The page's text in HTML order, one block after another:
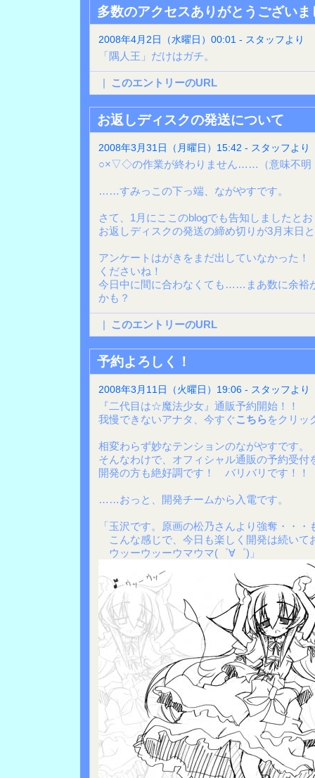
多数のアクセスありがとうございま
2008年4月2日（水曜日）00:01 - スタッフより
「隅人王」だけはガチ。
| このエントリーのURL
お返しディスクの発送について
2008年3月31日（月曜日）15:42 - スタッフより
○×▽◇の作業が終わりません……（意味不明
……すみっこの下っ端、ながやすです。
さて、1月にここのblogでも告知しましたと
お返しディスクの発送の締め切りが3月末日
アンケートはがきをまだ出していなかった
くださいね！
今日中に間に合わなくても……まあ数に余
かも？
| このエントリーのURL
予約よろしく！
2008年3月11日（火曜日）19:06 - スタッフより
『二代目は☆魔法少女』通販予約開始！！
我慢できないアナタ、今すぐこちらをクリ
相変わらず妙なテンションのながやすです。
そんなわけで、オフィシャル通販の予約受付
開発の方も絶好調です！ バリバリです！！
……おっと、開発チームから入電です。
「玉沢です。原画の松乃さんより強奪・・
こんな感じで、今日も楽しく開発は続いて
ウッーウッーウマウマ(゜∀゜)」